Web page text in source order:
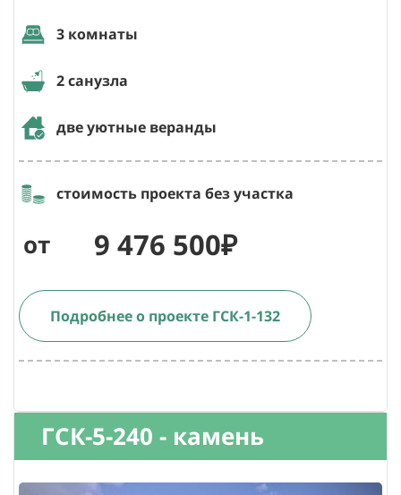
3 комнаты
2 санузла
две уютные веранды
стоимость проекта без участка
от 9 476 500₽
Подробнее о проекте ГСК-1-132
ГСК-5-240 - камень